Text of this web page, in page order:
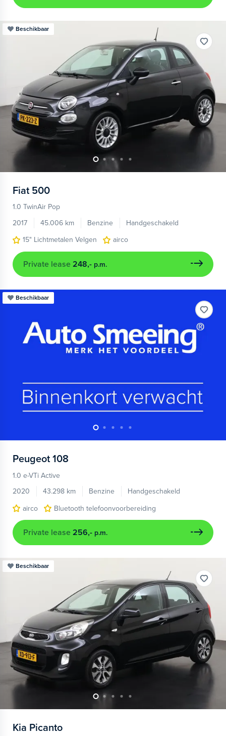
Beschikbaar
Fiat 500
1.0 TwinAir Pop
2017
45.006 km Benzine
Handgeschakeld
15" Lichtmetalen Velgen
airco
Private lease 248,- p.m.
Beschikbaar
Peugeot 108
1.0 e-VTi Active
2020
43.298 km Benzine
Handgeschakeld
airco
Bluetooth telefoonvoorbereiding
Private lease 256,- p.m.
Beschikbaar
Kia Picanto